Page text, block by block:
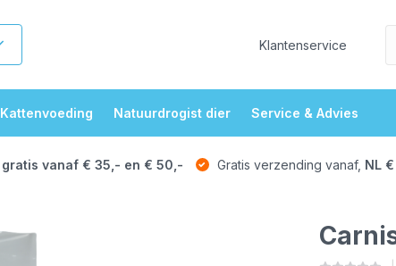
Klantenservice
Kattenvoeding Natuurdrogist dier Service & Advies
gratis vanaf € 35,- en € 50,- Gratis verzending vanaf, NL